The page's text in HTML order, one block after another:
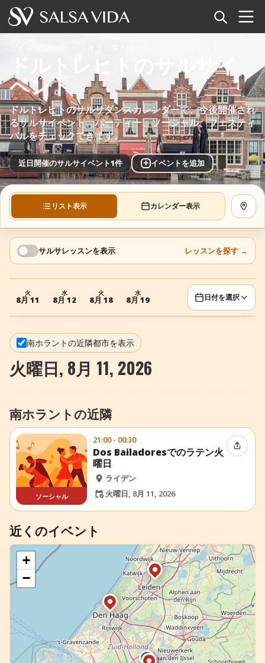
イベント
ニュース
記事
動画
サルサ用語集
ショップ
TuneTempo
+ イベントを追加
ドルトレヒトのサルサイ
ベント
ドルトレヒトのサルサダンスカレンダーで、今後開催され
るサルサイベント、パーティー、ソーシャル、フェスティ
バルをチェックできます。
近日開催のサルサイベント1件 + イベントを追加
リスト表示 カレンダー表示 地図
サルサレッスンを表示 レッスンを探す →
火
8月 11
水
8月 12
火
8月 18
水
8月 19 日付を選択
南ホラントの近隣都市を表示
火曜日, 8月 11, 2026
南ホラントの近隣
ソーシャル
21:00 - 00:30
Dos Bailadoresでのラテン火
曜日
ライデン
火曜日, 8月 11, 2026
イベン
近くのイベント
+
−